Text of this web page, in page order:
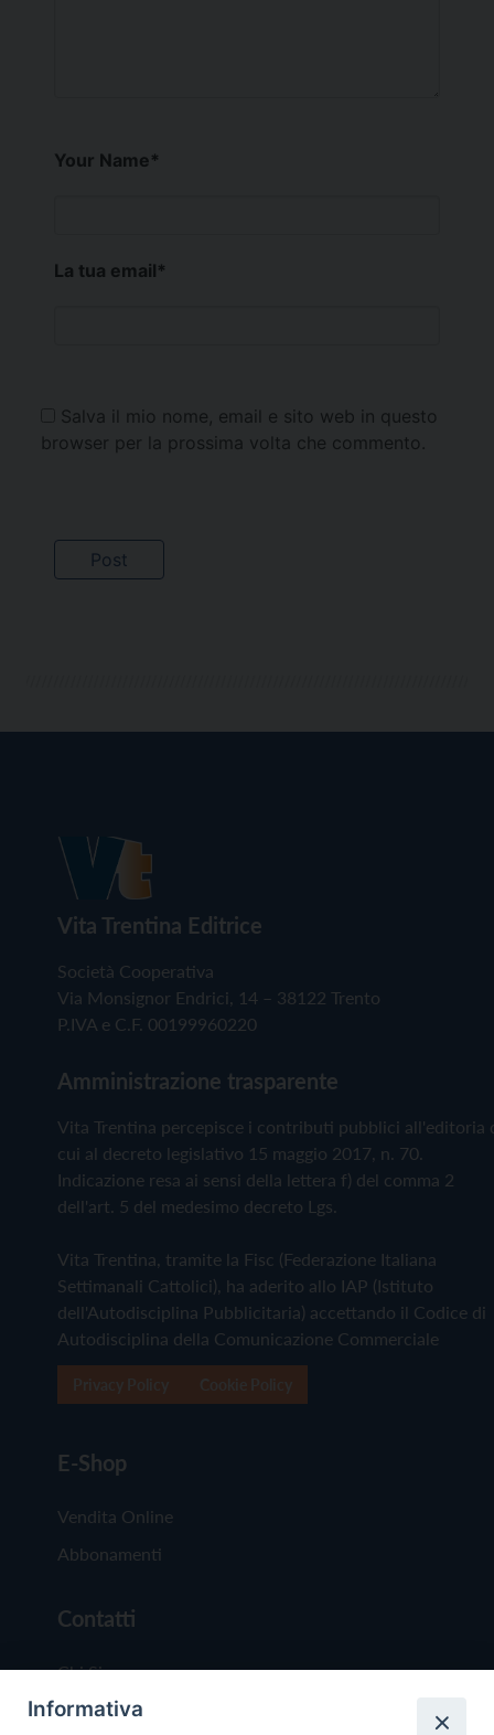
Your Name*
La tua email*
Salva il mio nome, email e sito web in questo
browser per la prossima volta che commento.
Vita Trentina Editrice
Società Cooperativa
Via Monsignor Endrici, 14 – 38122 Trento
P.IVA e C.F. 00199960220
Amministrazione trasparente
Vita Trentina percepisce i contributi pubblici all'editoria
cui al decreto legislativo 15 maggio 2017, n. 70.
Indicazione resa ai sensi della lettera f) del comma 2
dell'art. 5 del medesimo decreto Lgs.
Vita Trentina, tramite la Fisc (Federazione Italiana
Settimanali Cattolici), ha aderito allo IAP (Istituto
dell'Autodisciplina Pubblicitaria) accettando il Codice di
Autodisciplina della Comunicazione Commerciale
E-Shop
Vendita Online
Abbonamenti
Contatti
Chi Siamo
Redazione
Informativa